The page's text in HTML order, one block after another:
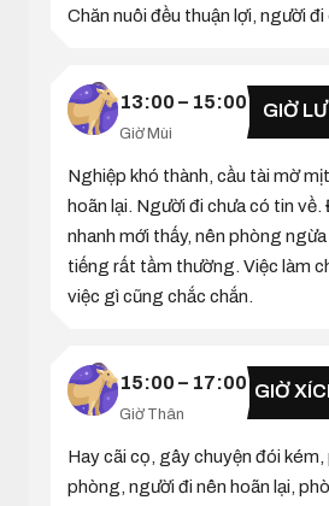
Chăn nuôi đều thuận lợi, người đi
13:00 – 15:00
Giờ Mùi
GIỜ
Nghiệp khó thành, cầu tài mờ
hoãn lại. Người đi chưa có tin
nhanh mới thấy, nên phòng
tiếng rất tầm thường. Việc làm
việc gì cũng chắc chắn.
15:00 – 17:00
Giờ Thân
GIỜ
Hay cãi cọ, gây chuyện đói kém,
phòng, người đi nên hoãn lại,